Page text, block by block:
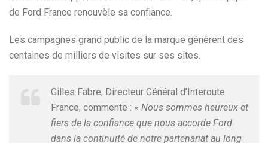
de Ford France renouvèle sa confiance.
Les campagnes grand public de la marque génèrent des
centaines de milliers de visites sur ses sites.
Gilles Fabre, Directeur Général d’Interoute
France, commente : « Nous sommes heureux et
fiers de la confiance que nous accorde Ford
dans la continuité de notre partenariat au long